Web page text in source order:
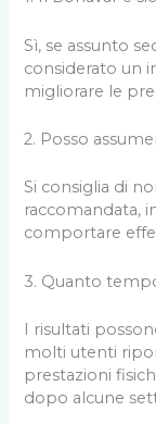
Sì, se assunto
considerato un
migliorare le
2. Posso
Si consiglia di
raccomandata,
comportare
3. Quanto
I risultati
molti utenti
prestazioni
dopo alcune